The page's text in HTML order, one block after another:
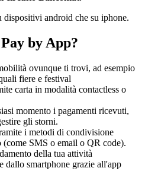
android che su iphone.
by App?
ovunque ti trovi, ad esempio
fiere e festival
carta in modalità contactless o
momento i pagamenti ricevuti,
gli storni.
i metodi di condivisione
SMS o email o QR code).
della tua attività
dallo smartphone grazie all'app